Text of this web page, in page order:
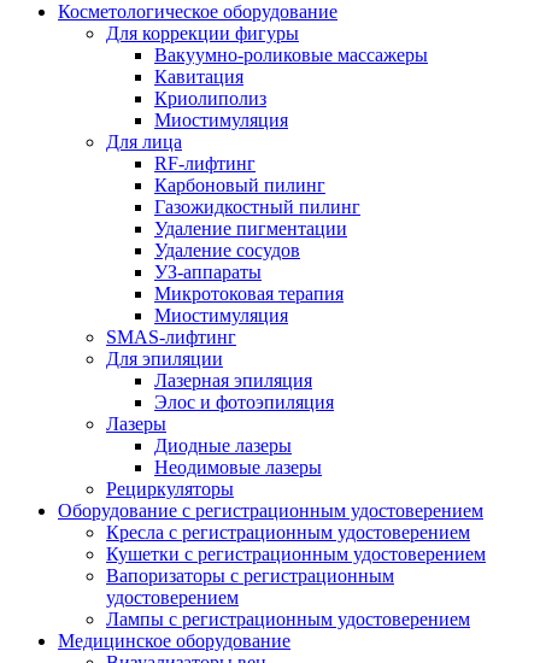
Косметологическое оборудование
Для коррекции фигуры
Вакуумно-роликовые массажеры
Кавитация
Криолиполиз
Миостимуляция
Для лица
RF-лифтинг
Карбоновый пилинг
Газожидкостный пилинг
Удаление пигментации
Удаление сосудов
УЗ-аппараты
Микротоковая терапия
Миостимуляция
SMAS-лифтинг
Для эпиляции
Лазерная эпиляция
Элос и фотоэпиляция
Лазеры
Диодные лазеры
Неодимовые лазеры
Рециркуляторы
Оборудование с регистрационным удостоверением
Кресла с регистрационным удостоверением
Кушетки с регистрационным удостоверением
Вапоризаторы с регистрационным
удостоверением
Лампы с регистрационным удостоверением
Медицинское оборудование